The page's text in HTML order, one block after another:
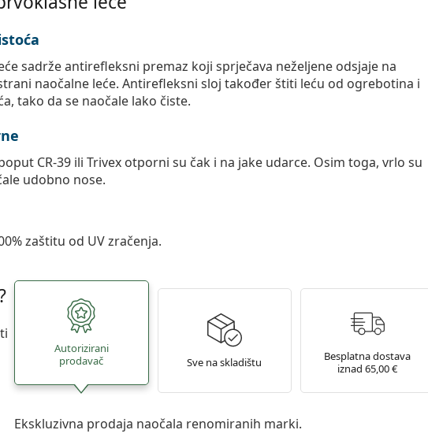
sadrže antirefleksni premaz koji sprječava neželjene odsjaje na
naočalne leće. Antirefleksni sloj također štiti leću od ogrebotina i
tako da se naočale lako čiste.
CR-39 ili Trivex otporni su čak i na jake udarce. Osim toga, vrlo su
udobno nose.
zaštitu od UV zračenja.
Autorizirani
prodavač
Sve na skladištu
Besplatna dostava
iznad 65,00 €
Ekskluzivna prodaja naočala renomiranih marki.